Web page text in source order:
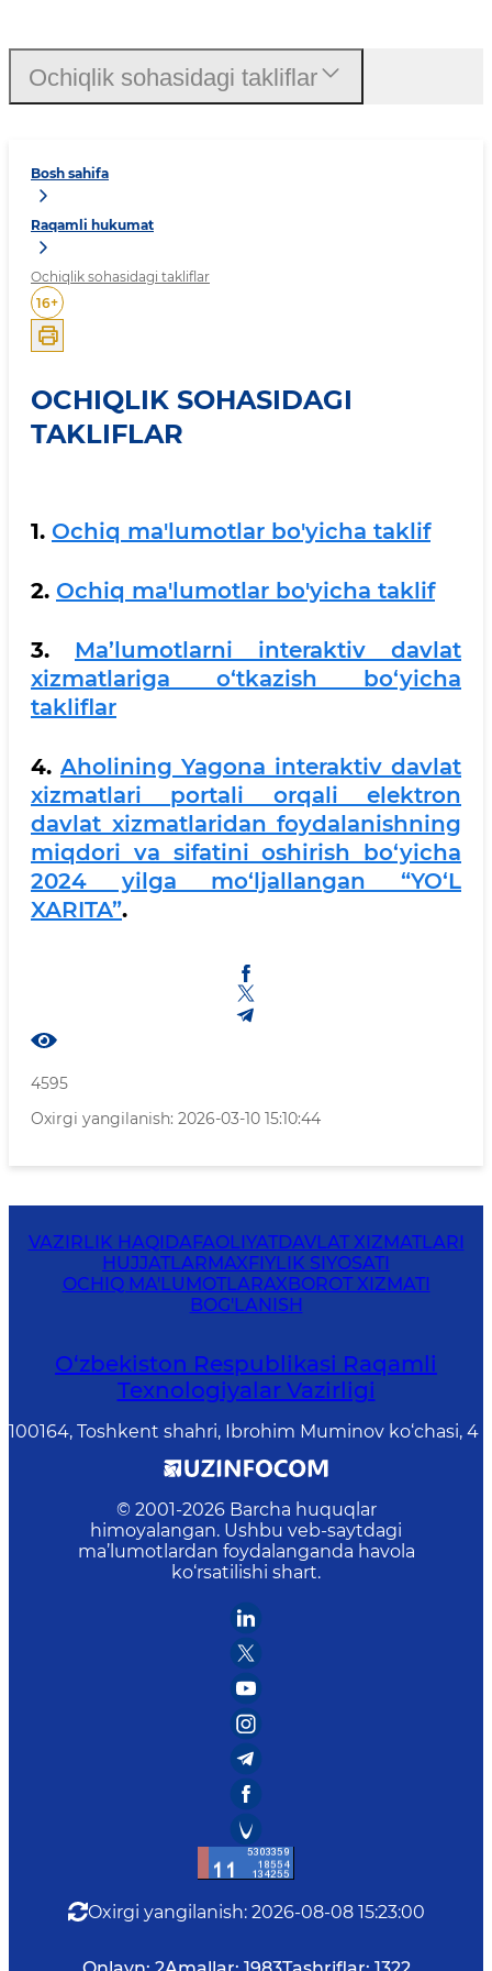
Bosh sahifa
Raqamli hukumat
Ochiqlik sohasidagi takliflar
16+
OCHIQLIK SOHASIDAGI
TAKLIFLAR
1. Ochiq ma'lumotlar bo'yicha taklif
2. Ochiq ma'lumotlar bo'yicha taklif
3. Ma’lumotlarni interaktiv davlat
xizmatlariga o‘tkazish bo‘yicha
takliflar
4. Aholining Yagona interaktiv davlat
xizmatlari portali orqali elektron
davlat xizmatlaridan foydalanishning
miqdori va sifatini oshirish bo‘yicha
2024 yilga mo‘ljallangan “YO‘L
XARITA”.
4595
Oxirgi yangilanish: 2026-03-10 15:10:44
Ochiqlik sohasidagi takliflar
VAZIRLIK HAQIDAFAOLIYATDAVLAT XIZMATLARI
HUJJATLARMAXFIYLIK SIYOSATI
OCHIQ MA'LUMOTLARAXBOROT XIZMATI
BOG'LANISH
O‘zbekiston Respublikasi Raqamli
Texnologiyalar Vazirligi
100164, Toshkent shahri, Ibrohim Muminov ko‘chasi, 4
© 2001-2026 Barcha huquqlar
himoyalangan. Ushbu veb-saytdagi
ma’lumotlardan foydalanganda havola
ko‘rsatilishi shart.
Oxirgi yangilanish: 2026-08-08 15:23:00